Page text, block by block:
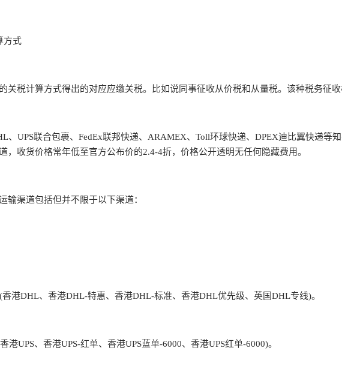
方式
关税计算方式得出的对应应缴关税。比如说同事征收从价税和从量税。该种税务征
、UPS联合包裹、FedEx联邦快递、ARAMEX、Toll环球快递、DPEX迪比翼快递等
，收货价格常年低至官方公布价的2.4-4折，价格公开透明无任何隐藏费用。
输渠道包括但并不限于以下渠道：
港DHL、香港DHL-特惠、香港DHL-标准、香港DHL优先级、英国DHL专线)。
港UPS、香港UPS-红单、香港UPS蓝单-6000、香港UPS红单-6000)。